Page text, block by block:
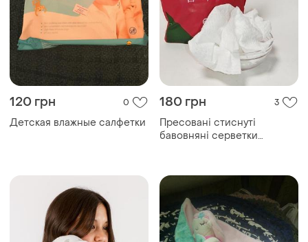
120 грн 0
Детская влажные салфетки
180 грн 3
Пресовані стиснуті
бавовняні серветки